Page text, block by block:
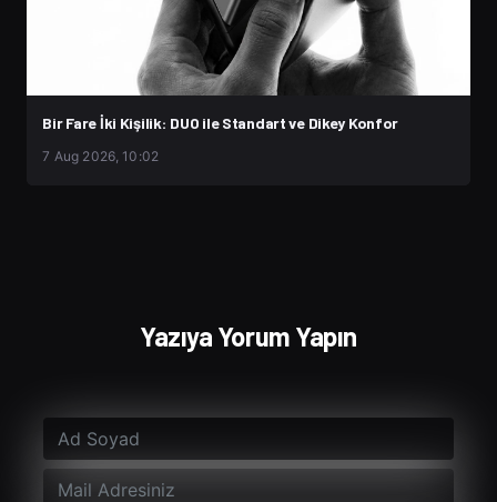
Bir Fare İki Kişilik: DUO ile Standart ve Dikey Konfor
7 Aug 2026, 10:02
Yazıya Yorum Yapın